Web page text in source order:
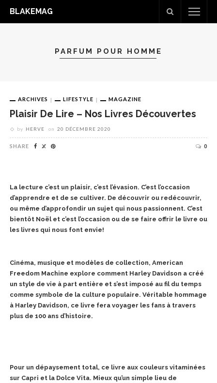
BLAKEMAG
PARFUM POUR HOMME
ARCHIVES LIFESTYLE MAGAZINE
Plaisir De Lire – Nos Livres Découvertes
by HERVE on 20 DÉCEMBRE 2020
SHARE 0
La lecture c’est un plaisir, c’est l’évasion. C’est l’occasion
d’apprendre et de se cultiver. De découvrir ou redécouvrir,
ou même d’approfondir un sujet qui nous passionnent. C’est
bientôt Noël et c’est l’occasion ou de se faire offrir le livre ou
les livres qui nous font envie!
Cinéma, musique et modèles de collection, American
Freedom Machine explore comment Harley Davidson a créé
un style de vie à part entière et s’est imposé au fil du temps
comme symbole de la culture populaire. Véritable hommage
à Harley Davidson, ce livre fera voyager les fans à travers
plus de 100 ans d’histoire.
Pour un dépaysement total, ce livre aux couleurs vitaminées
sur Capri et la Dolce Vita. Mieux qu’un simple lieu de